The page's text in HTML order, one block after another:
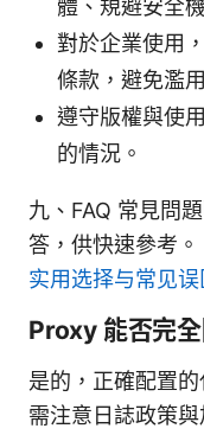
體、規避安全
對於企業使用
條款，避免濫
遵守版權與使
的情況。
九、FAQ 常見問
答，供快速參考。
实用选择与常见误
Proxy 能否完
是的，正確配置
需注意日誌政策